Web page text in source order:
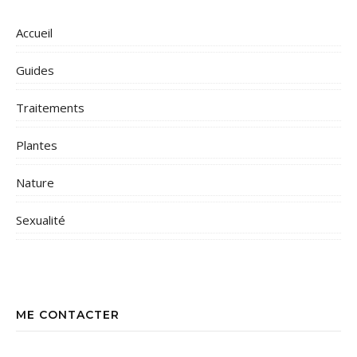
Accueil
Guides
Traitements
Plantes
Nature
Sexualité
ME CONTACTER